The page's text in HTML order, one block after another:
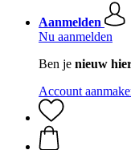
Aanmelden
Nu aanmelden
Ben je nieuw
Account